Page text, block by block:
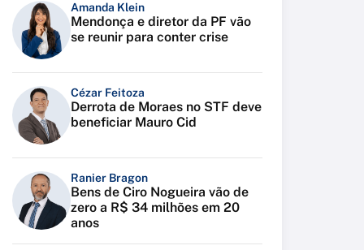
Amanda Klein
Mendonça e diretor da PF vão
se reunir para conter crise
Cézar Feitoza
Derrota de Moraes no STF deve
beneficiar Mauro Cid
Ranier Bragon
Bens de Ciro Nogueira vão de
zero a R$ 34 milhões em 20
anos